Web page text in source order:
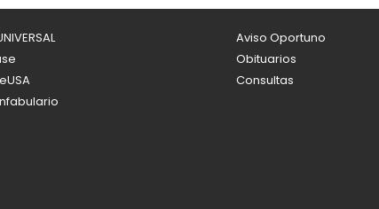
Aviso Oportuno
Obituarios
Consultas